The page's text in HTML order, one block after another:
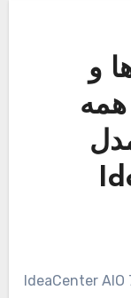
و
همه
مدل